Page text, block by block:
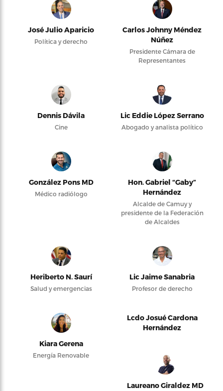
José Julio Aparicio
Política y derecho
Carlos Johnny Méndez
Núñez
Presidente Cámara de
Representantes
Dennis Dávila
Cine
Lic Eddie López Serrano
Abogado y analista político
González Pons MD
Médico radiólogo
Hon. Gabriel “Gaby”
Hernández
Alcalde de Camuy y
presidente de la Federación
de Alcaldes
Heriberto N. Saurí
Salud y emergencias
Lic Jaime Sanabria
Profesor de derecho
Kiara Gerena
Energía Renovable
Lcdo Josué Cardona
Hernández
Laureano Giraldez MD